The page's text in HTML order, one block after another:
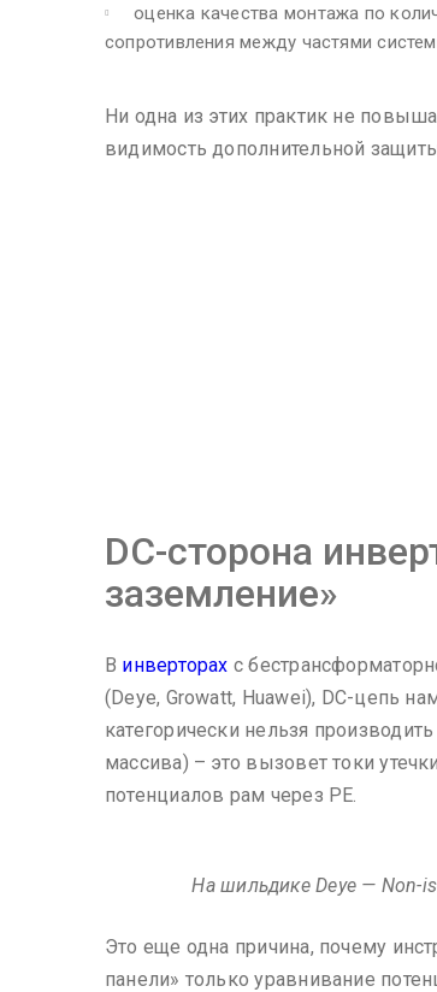
оценка качества монтажа по
сопротивления между частями
Ни одна из этих практик не
видимость дополнительной
DC-сторона
заземление»
В инверторах с
(Deye, Growatt, Huawei), DC-цепь
категорически нельзя
массива) – это вызовет токи
потенциалов рам через PE.
На шильдике Deye — Non-
Это еще одна причина, почему
панели» только уравнивание